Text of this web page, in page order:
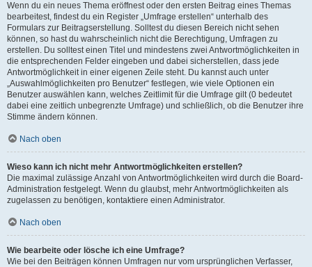
Wenn du ein neues Thema eröffnest oder den ersten Beitrag eines Themas
bearbeitest, findest du ein Register „Umfrage erstellen“ unterhalb des
Formulars zur Beitragserstellung. Solltest du diesen Bereich nicht sehen
können, so hast du wahrscheinlich nicht die Berechtigung, Umfragen zu
erstellen. Du solltest einen Titel und mindestens zwei Antwortmöglichkeiten in
die entsprechenden Felder eingeben und dabei sicherstellen, dass jede
Antwortmöglichkeit in einer eigenen Zeile steht. Du kannst auch unter
„Auswahlmöglichkeiten pro Benutzer“ festlegen, wie viele Optionen ein
Benutzer auswählen kann, welches Zeitlimit für die Umfrage gilt (0 bedeutet
dabei eine zeitlich unbegrenzte Umfrage) und schließlich, ob die Benutzer ihre
Stimme ändern können.
Nach oben
Wieso kann ich nicht mehr Antwortmöglichkeiten erstellen?
Die maximal zulässige Anzahl von Antwortmöglichkeiten wird durch die Board-
Administration festgelegt. Wenn du glaubst, mehr Antwortmöglichkeiten als
zugelassen zu benötigen, kontaktiere einen Administrator.
Nach oben
Wie bearbeite oder lösche ich eine Umfrage?
Wie bei den Beiträgen können Umfragen nur vom ursprünglichen Verfasser,